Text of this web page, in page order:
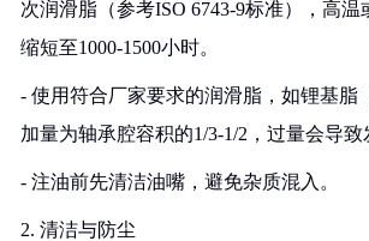
次润滑脂（参考ISO 6743-9标准），高
缩短至1000-1500小时。
- 使用符合厂家要求的润滑脂，如锂基脂
加量为轴承腔容积的1/3-1/2，过量会导致
- 注油前先清洁油嘴，避免杂质混入。
2. 清洁与防尘